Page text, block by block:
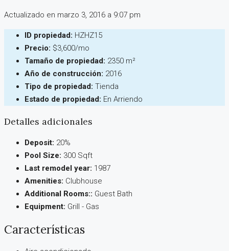
Actualizado en marzo 3, 2016 a 9:07 pm
ID propiedad: HZHZ15
Precio: $3,600/mo
Tamaño de propiedad: 2350 m²
Año de construcción: 2016
Tipo de propiedad: Tienda
Estado de propiedad: En Arriendo
Detalles adicionales
Deposit: 20%
Pool Size: 300 Sqft
Last remodel year: 1987
Amenities: Clubhouse
Additional Rooms:: Guest Bath
Equipment: Grill - Gas
Características